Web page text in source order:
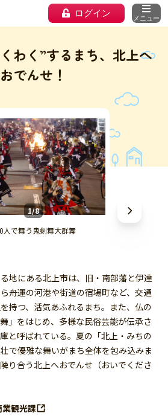
ログイン メニュー
わく”するまち、北上へ
おでんせ！
1/8
人で舞う鬼剣舞大群舞
地にある北上市は、旧・南部藩と伊達
舟運の河港や街道の宿場町など、交通
持つ、活気あふれるまち。また、仏の
」をはじめ、多様な民俗芸能が伝承さ
と呼ばれている。夏の「北上・みちの
で優雅な舞いがまち全体を包み込みま
り合う北上へおでんせ（おいでくださ
観光課